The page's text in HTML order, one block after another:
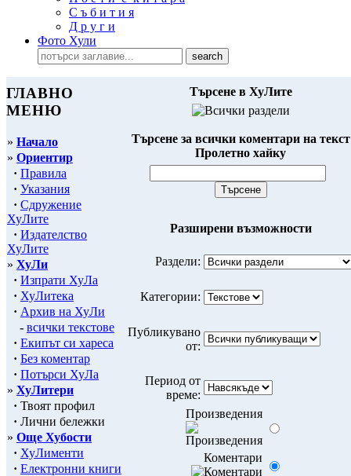
С ъ б и т и я
Д р у г и
Фото Хули
ГЛАВНО
МЕНЮ
» Начало
» Ориентир
· Правила
· Указания
· Сдружение
ХуЛите
· Издателство
ХуЛите
» ХуЛи
· Изпрати ХуЛа
· ХуЛитека
· Архив на ХуЛи
- всички текстове
· Екипът си хареса
· Без коментар
· Потърси ХуЛа
» ХуЛитери
· Твоят профил
· Лични бележки
» Още Хубости
· ХуЛименти
· Електронни книги
Търсене в ХуЛите
Търсене за всички коментари на текст
Пролетно хайку
Разширени възможности
Раздели:
Категории:
Публикувано
от:
Период от
време:
Произведения
Коментари